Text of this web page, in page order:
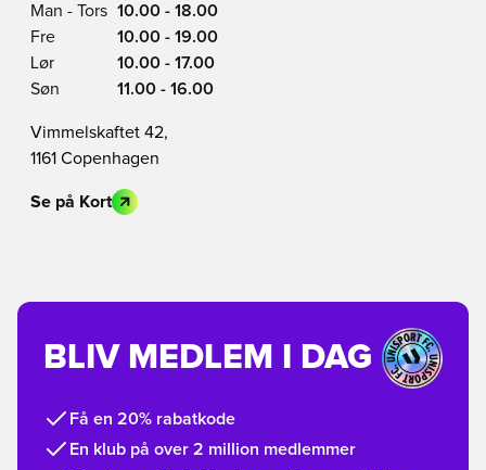
Man - Tors 10.00 - 18.00
Fre
10.00 - 19.00
Lør
10.00 - 17.00
Søn
11.00 - 16.00
Vimmelskaftet 42,
1161 Copenhagen
Se på Kort
BLIV MEDLEM I DAG
Få en 20% rabatkode
En klub på over 2 million medlemmer